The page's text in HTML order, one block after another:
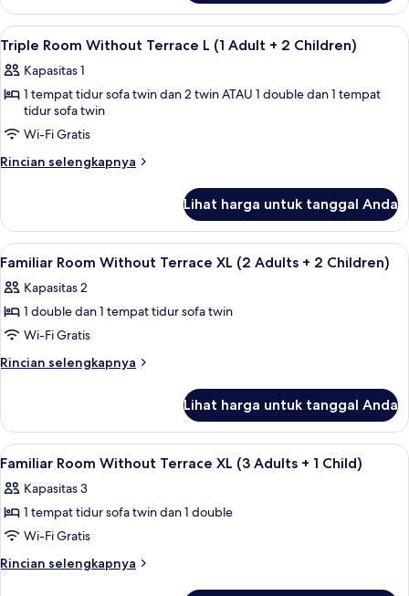
Kamar
Triple,
teras
Adults)
Lihat
semua
foto
untuk
Triple
Room
Without
(1
Adult
+
2
Children)
Selimut bulu angsa, brankas, meja
5
Triple Room Without Terrace L (1 Adult + 2 Children)
Kapasitas 1
1 tempat tidur sofa twin dan 2 twin ATAU 1 double dan 1 tempat
tidur sofa twin
Wi-Fi Gratis
Rincian selengkapnya
Rincian
Triple
Room
Without
L
(1
2
Children)
Lihat harga untuk tanggal Anda
Lihat
semua
foto
untuk
Familiar
Room
XL
(2
Adults
+
2
Children)
Selimut bulu angsa, brankas, meja
4
Familiar Room Without Terrace XL (2 Adults + 2 Children)
Kapasitas 2
1 double dan 1 tempat tidur sofa twin
Wi-Fi Gratis
Rincian selengkapnya
Rincian
Familiar
Room
Without
XL
(2
2
Children)
Lihat harga untuk tanggal Anda
Lihat
semua
foto
untuk
Familiar
Room
Selimut bulu angsa, brankas, meja
4
Familiar Room Without Terrace XL (3 Adults + 1 Child)
Kapasitas 3
1 tempat tidur sofa twin dan 1 double
Wi-Fi Gratis
Rincian selengkapnya
Rincian